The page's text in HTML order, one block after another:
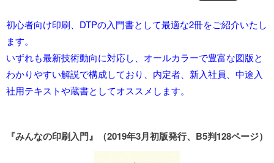
初心者向け印刷、DTPの入門書として最適な2冊をご紹介いたし
ます。
いずれも最新技術動向に対応し、オールカラーで豊富な図版と
わかりやすい解説で構成しており、内定者、新入社員、中途入
社用テキストや蔵書としてオススメします。
『みんなの印刷入門』（2019年3月初版発行、B5判128ページ）